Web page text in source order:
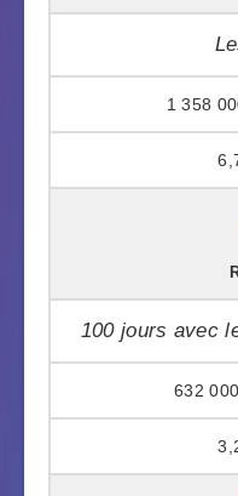
1 358
100 jours avec
632 000